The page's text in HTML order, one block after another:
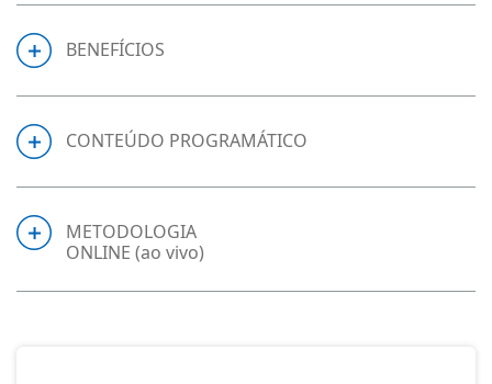
BENEFÍCIOS
CONTEÚDO PROGRAMÁTICO
METODOLOGIA
ONLINE (ao vivo)